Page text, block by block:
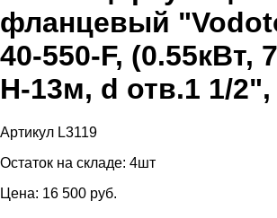
фланцевый
40-550-F, (0.55кВт,
Н-13м, d отв.1 1/2",
Артикул L3119
Остаток на складе: 4шт
Цена: 16 500 pуб.